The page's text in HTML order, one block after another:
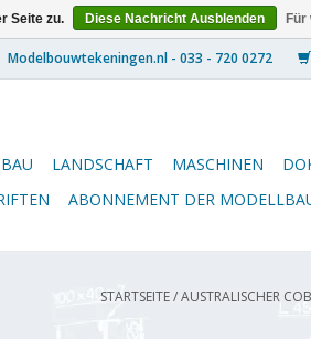
LANDSCHAFT MASCHINEN
ABONNEMENT DER
STARTSEITE/AUSTRALISCHER
Seite zu. Diese Nachricht Ausblenden